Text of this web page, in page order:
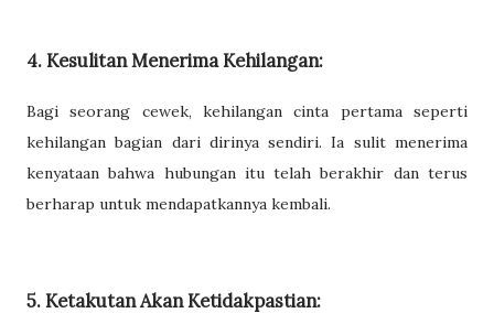
4. Kesulitan Menerima Kehilangan:
Bagi seorang cewek, kehilangan cinta pertama seperti
kehilangan bagian dari dirinya sendiri. Ia sulit menerima
kenyataan bahwa hubungan itu telah berakhir dan terus
berharap untuk mendapatkannya kembali.
5. Ketakutan Akan Ketidakpastian: